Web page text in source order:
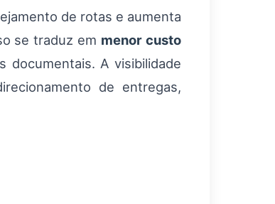
de rotas e aumenta
se traduz em menor custo
documentais. A visibilidade
de entregas,